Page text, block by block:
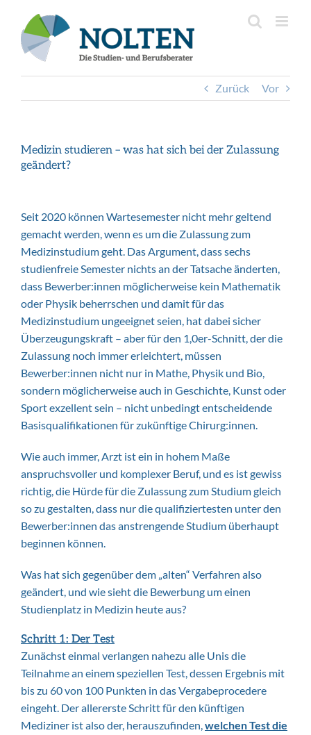
springen
Inhalt
springen
Zurück Vor
Medizin studieren – was hat sich bei der Zulassung
geändert?
Seit 2020 können Wartesemester nicht mehr geltend
gemacht werden, wenn es um die Zulassung zum
Medizinstudium geht. Das Argument, dass sechs
studienfreie Semester nichts an der Tatsache änderten,
dass Bewerber:innen möglicherweise kein Mathematik
oder Physik beherrschen und damit für das
Medizinstudium ungeeignet seien, hat dabei sicher
Überzeugungskraft – aber für den 1,0er-Schnitt, der die
Zulassung noch immer erleichtert, müssen
Bewerber:innen nicht nur in Mathe, Physik und Bio,
sondern möglicherweise auch in Geschichte, Kunst oder
Sport exzellent sein – nicht unbedingt entscheidende
Basisqualifikationen für zukünftige Chirurg:innen.
Wie auch immer, Arzt ist ein in hohem Maße
anspruchsvoller und komplexer Beruf, und es ist gewiss
richtig, die Hürde für die Zulassung zum Studium gleich
so zu gestalten, dass nur die qualifiziertesten unter den
Bewerber:innen das anstrengende Studium überhaupt
beginnen können.
Was hat sich gegenüber dem „alten“ Verfahren also
geändert, und wie sieht die Bewerbung um einen
Studienplatz in Medizin heute aus?
Schritt 1: Der Test
Zunächst einmal verlangen nahezu alle Unis die
Teilnahme an einem speziellen Test, dessen Ergebnis mit
bis zu 60 von 100 Punkten in das Vergabeprocedere
eingeht. Der allererste Schritt für den künftigen
Mediziner ist also der, herauszufinden,welchen Test die